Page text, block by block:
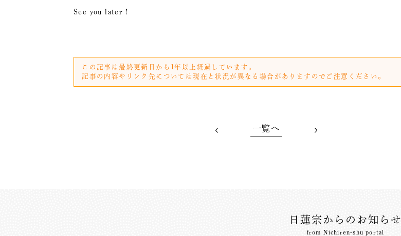
See you later !
この記事は最終更新日から1年以上経過しています。
記事の内容やリンク先については現在と状況が異なる場合がありますのでご注意ください。
一覧へ
日蓮宗からのお知らせ
from Nichiren-shu portal